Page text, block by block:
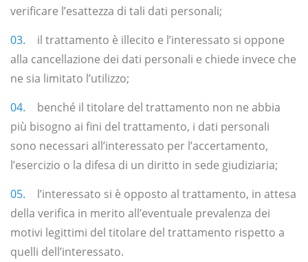
verificare l’esattezza di tali dati personali;
il trattamento è illecito e l’interessato si oppone
alla cancellazione dei dati personali e chiede invece che
ne sia limitato l’utilizzo;
benché il titolare del trattamento non ne abbia
più bisogno ai fini del trattamento, i dati personali
sono necessari all’interessato per l’accertamento,
l’esercizio o la difesa di un diritto in sede giudiziaria;
l’interessato si è opposto al trattamento, in attesa
della verifica in merito all’eventuale prevalenza dei
motivi legittimi del titolare del trattamento rispetto a
quelli dell’interessato.